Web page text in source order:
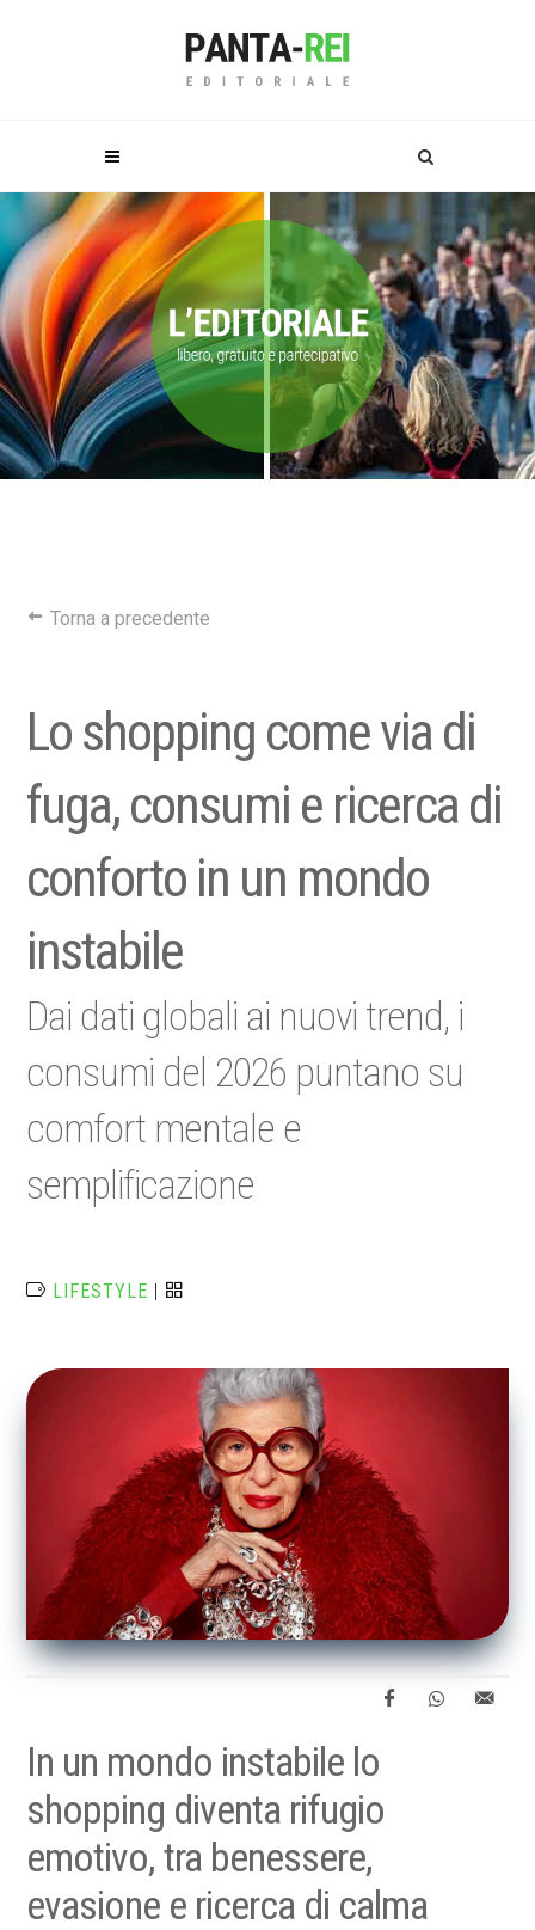
Torna a precedente
Lo shopping come via di
fuga, consumi e ricerca di
conforto in un mondo
instabile
Dai dati globali ai nuovi trend, i
consumi del 2026 puntano su
comfort mentale e
semplificazione
LIFESTYLE |
In un mondo instabile lo
shopping diventa rifugio
emotivo, tra benessere,
evasione e ricerca di calma